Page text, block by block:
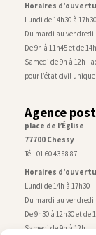
Horaires
Lundi de 14h30 à 17h30
Du mardi au vendredi
De 9h à 11h45 et de
Samedi de 9h à 12h :
pour l’état civil
Agence
place de l’Église
77700 Chessy
Tél. 01 60 43 88 87
Horaires
Lundi de 14h à 17h30
Du mardi au vendredi
De 9h30 à 12h30 et de
Samedi de 9h à 12h